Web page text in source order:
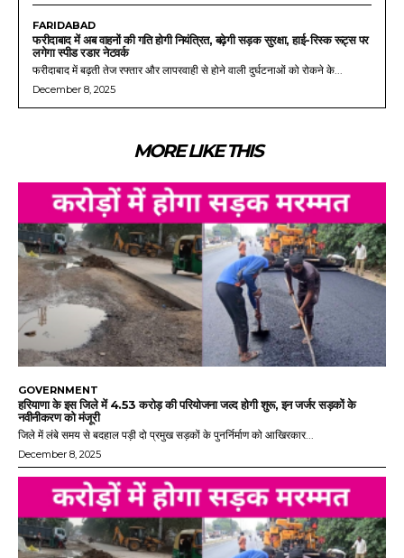
FARIDABAD
फरीदाबाद में अब वाहनों की गति होगी नियंत्रित, बढ़ेगी सड़क सुरक्षा, हाई-रिस्क रूट्स पर
लगेगा स्पीड रडार नेटवर्क
फरीदाबाद में बढ़ती तेज रफ्तार और लापरवाही से होने वाली दुर्घटनाओं को रोकने के...
December 8, 2025
MORE LIKE THIS
GOVERNMENT
हरियाणा के इस जिले में 4.53 करोड़ की परियोजना जल्द होगी शुरू, इन जर्जर सड़कों के
नवीनीकरण को मंजूरी
जिले में लंबे समय से बदहाल पड़ी दो प्रमुख सड़कों के पुनर्निर्माण को आखिरकार...
December 8, 2025